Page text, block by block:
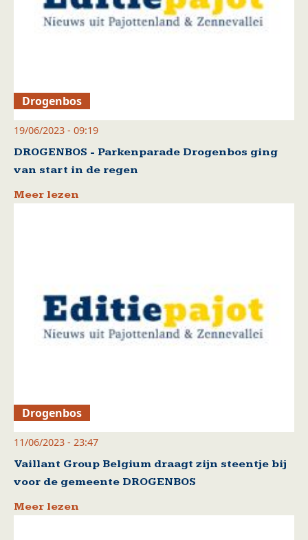
Drogenbos
19/06/2023 - 09:19
DROGENBOS - Parkenparade Drogenbos ging
van start in de regen
Meer lezen
Drogenbos
11/06/2023 - 23:47
Vaillant Group Belgium draagt zijn steentje bij
voor de gemeente DROGENBOS
Meer lezen